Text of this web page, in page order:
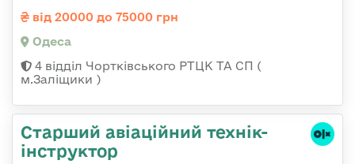
від 20000 до 75000 грн
Одеса
4 відділ Чортківського РТЦК ТА СП (
м.Заліщики )
Старший авіаційний технік-
інструктор